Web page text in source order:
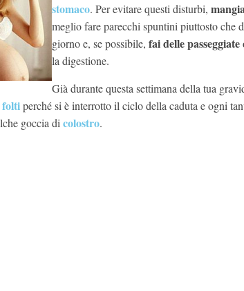
stomaco. Per evitare questi disturbi,
meglio fare parecchi spuntini piuttosto che
giorno e, se possibile, fai delle
la digestione.
Già durante questa settimana della tua
foltiperché si è interrotto il ciclo della caduta e ogni
goccia di colostro.